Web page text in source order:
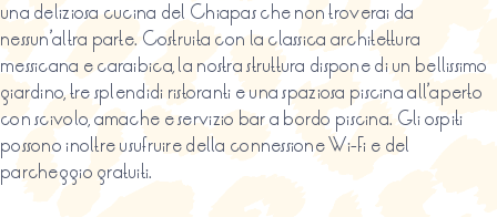
una deliziosa cucina del Chiapas che non troverai da
nessun’altra parte. Costruita con la classica architettura
messicana e caraibica, la nostra struttura dispone di un bellissimo
giardino, tre splendidi ristoranti e una spaziosa piscina all’aperto
con scivolo, amache e servizio bar a bordo piscina. Gli ospiti
possono inoltre usufruire della connessione Wi-Fi e del
parcheggio gratuiti.